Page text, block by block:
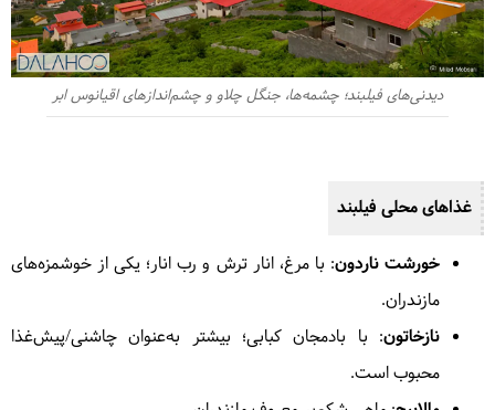
دیدنی‌های فیلبند؛ چشمه‌ها، جنگل چلاو و چشم‌اندازهای اقیانوس ابر
غذاهای محلی فیلبند
خورشت ناردون: با مرغ، انار ترش و رب انار؛ یکی از خوشمزه‌های
مازندران.
نازخاتون: با بادمجان کبابی؛ بیشتر به‌عنوان چاشنی/پیش‌غذا
محبوب است.